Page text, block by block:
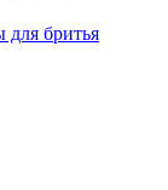
бритья